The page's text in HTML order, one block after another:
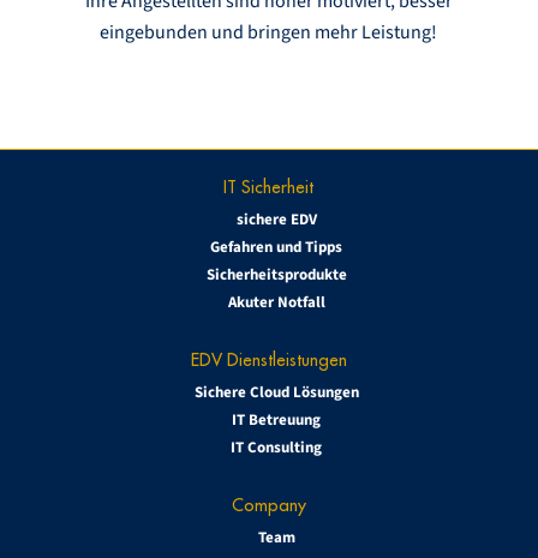
eingebunden und bringen mehr Leistung!
IT Sicherheit
sichere EDV
Gefahren und Tipps
Sicherheitsprodukte
Akuter Notfall
EDV Dienstleistungen
Sichere Cloud Lösungen
IT Betreuung
IT Consulting
Company
Team